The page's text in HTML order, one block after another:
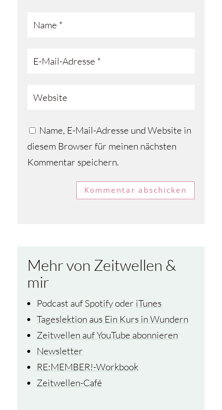
Name, E-Mail-Adresse und Website in
diesem Browser für meinen nächsten
Kommentar speichern.
Kommentar abschicken
Mehr von Zeitwellen &
mir
Podcast auf Spotifyoder iTunes
Tageslektion aus Ein Kurs in Wundern
Zeitwellen auf YouTube abonnieren
Newsletter
RE:MEMBER!-Workbook
Zeitwellen-Café